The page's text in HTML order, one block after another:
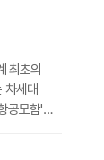
로 르노
최초의
차세대
공모함'의